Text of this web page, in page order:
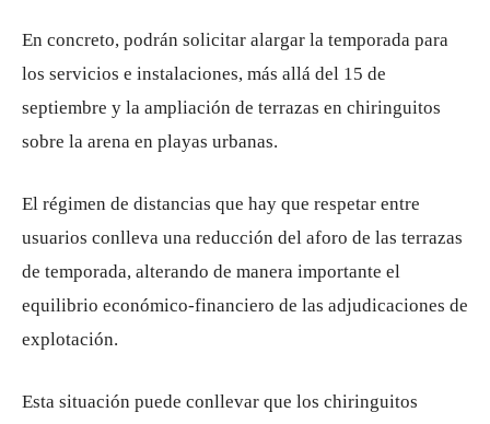
En concreto, podrán solicitar alargar la temporada para
los servicios e instalaciones, más allá del 15 de
septiembre y la ampliación de terrazas en chiringuitos
sobre la arena en playas urbanas.
El régimen de distancias que hay que respetar entre
usuarios conlleva una reducción del aforo de las terrazas
de temporada, alterando de manera importante el
equilibrio económico-financiero de las adjudicaciones de
explotación.
Esta situación puede conllevar que los chiringuitos